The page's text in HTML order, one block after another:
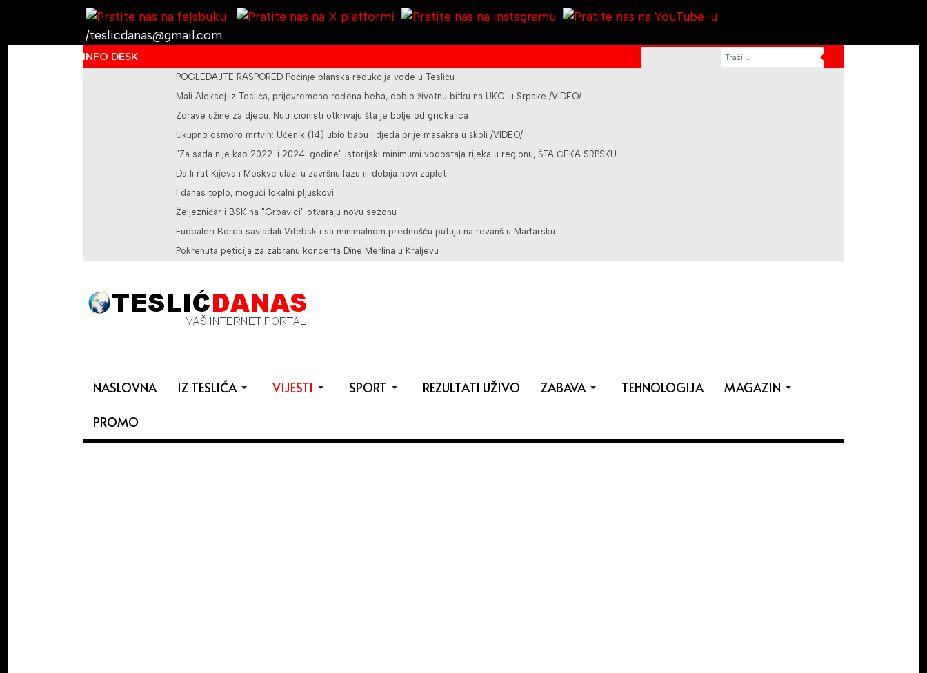
/teslicdanas@gmail.com
INFO DESK
POGLEDAJTE RASPORED Počinje planska redukcija vode u Tesliću
Mali Aleksej iz Teslića, prijevremeno rođena beba, dobio životnu bitku na UKC-u Srpske /VIDEO/
Zdrave užine za djecu: Nutricionisti otkrivaju šta je bolje od grickalica
Ukupno osmoro mrtvih: Učenik (14) ubio babu i djeda prije masakra u školi /VIDEO/
"Za sada nije kao 2022. i 2024. godine" Istorijski minimumi vodostaja rijeka u regionu, ŠTA ČEKA SRPSKU
Da li rat Kijeva i Moskve ulazi u završnu fazu ili dobija novi zaplet
I danas toplo, mogući lokalni pljuskovi
Željezničar i BSK na "Grbavici" otvaraju novu sezonu
Fudbaleri Borca savladali Vitebsk i sa minimalnom prednošću putuju na revanš u Mađarsku
Pokrenuta peticija za zabranu koncerta Dine Merlina u Kraljevu
NASLOVNA IZ TESLIĆA VIJESTI SPORT REZULTATI UŽIVO ZABAVA TEHNOLOGIJA
MAGAZIN
PROMO